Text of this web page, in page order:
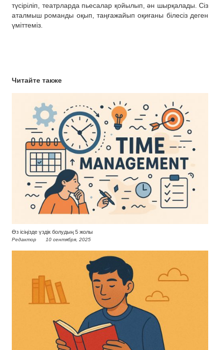
түсіріліп, театрларда пьесалар қойылып, ән шырқалады. Сіз
аталмыш романды оқып, таңғажайып оқиғаны білесіз деген
үміттеміз.
Читайте также
Өз ісіңізде үздік болудың 5 жолы
Редактор 10 сентября, 2025